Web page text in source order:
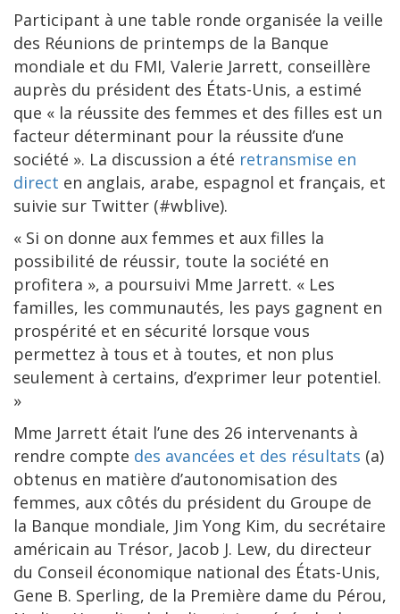
Participant à une table ronde organisée la veille
des Réunions de printemps de la Banque
mondiale et du FMI, Valerie Jarrett, conseillère
auprès du président des États-Unis, a estimé
que « la réussite des femmes et des filles est un
facteur déterminant pour la réussite d’une
société ». La discussion a été retransmise en
direct en anglais, arabe, espagnol et français, et
suivie sur Twitter (#wblive).
« Si on donne aux femmes et aux filles la
possibilité de réussir, toute la société en
profitera », a poursuivi Mme Jarrett. « Les
familles, les communautés, les pays gagnent en
prospérité et en sécurité lorsque vous
permettez à tous et à toutes, et non plus
seulement à certains, d’exprimer leur potentiel.
»
Mme Jarrett était l’une des 26 intervenants à
rendre compte des avancées et des résultats (a)
obtenus en matière d’autonomisation des
femmes, aux côtés du président du Groupe de
la Banque mondiale, Jim Yong Kim, du secrétaire
américain au Trésor, Jacob J. Lew, du directeur
du Conseil économique national des États-Unis,
Gene B. Sperling, de la Première dame du Pérou,